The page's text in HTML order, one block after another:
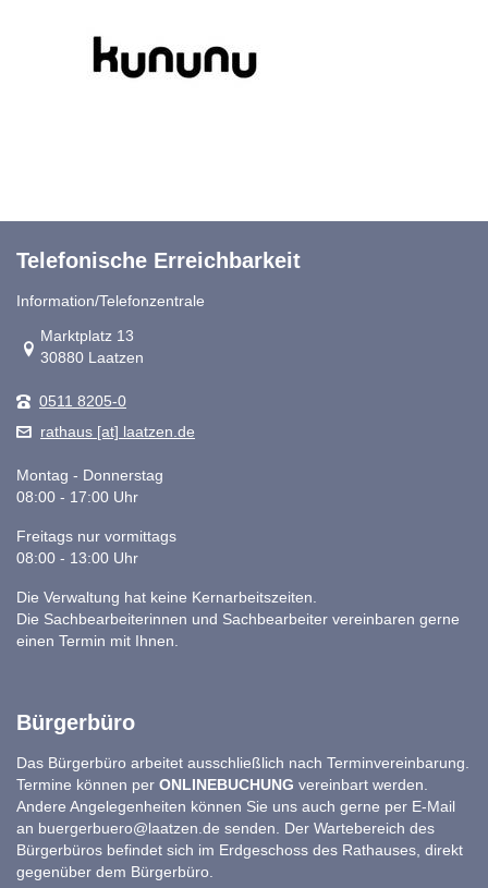
Telefonische Erreichbarkeit
Information/Telefonzentrale
Link zur Google-Maps Navigation
Marktplatz 13
30880 Laatzen
0511 8205-0
rathaus [at] laatzen.de
Montag - Donnerstag
08:00 - 17:00 Uhr
Freitags nur vormittags
08:00 - 13:00 Uhr
Die Verwaltung hat keine Kernarbeitszeiten.
Die Sachbearbeiterinnen und Sachbearbeiter vereinbaren gerne
einen Termin mit Ihnen.
Bürgerbüro
Das Bürgerbüro arbeitet ausschließlich nach Terminvereinbarung.
Termine können per ONLINEBUCHUNG vereinbart werden.
Andere Angelegenheiten können Sie uns auch gerne per E-Mail
an buergerbuero@laatzen.de senden. Der Wartebereich des
Bürgerbüros befindet sich im Erdgeschoss des Rathauses, direkt
gegenüber dem Bürgerbüro.